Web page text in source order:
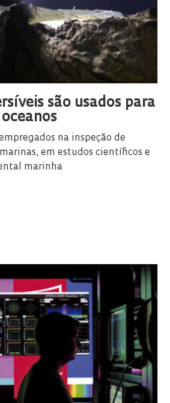
são usados para
na inspeção de
em estudos científicos e
marinha